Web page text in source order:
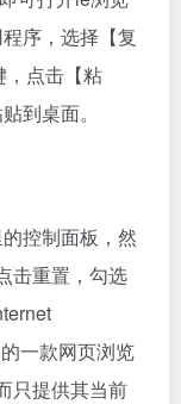
序，选择【复
，点击【粘
到桌面。
控制面板，然
击重置，勾选
一款网页浏览
只提供其当前